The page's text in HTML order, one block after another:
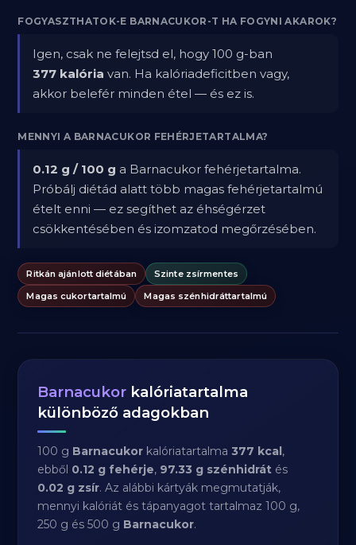
FOGYASZTHATOK-E BARNACUKOR-T HA FOGYNI AKAROK?
Igen, csak ne felejtsd el, hogy 100 g-ban
377 kalória van. Ha kalóriadeficitben vagy,
akkor belefér minden étel — és ez is.
MENNYI A BARNACUKOR FEHÉRJETARTALMA?
0.12 g / 100 g a Barnacukor fehérjetartalma.
Próbálj diétád alatt több magas fehérjetartalmú
ételt enni — ez segíthet az éhségérzet
csökkentésében és izomzatod megőrzésében.
Ritkán ajánlott diétában
Szinte zsírmentes
Magas cukortartalmú
Magas szénhidráttartalmú
Barnacukor kalóriatartalma
különböző adagokban
100 g Barnacukor kalóriatartalma377 kcal,
ebből 0.12 g fehérje, 97.33 g szénhidrát és
0.02 g zsír. Az alábbi kártyák megmutatják,
mennyi kalóriát és tápanyagot tartalmaz 100 g,
250 g és 500 g Barnacukor.